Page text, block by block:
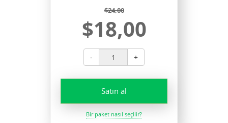
$24,00
$18,00
- +
Satın al
Bir paket nasıl seçilir?